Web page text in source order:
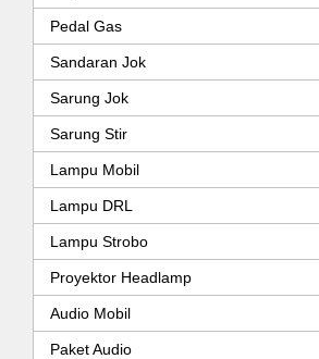
Pedal Gas
Sandaran Jok
Sarung Jok
Sarung Stir
Lampu Mobil
Lampu DRL
Lampu Strobo
Proyektor Headlamp
Audio Mobil
Paket Audio